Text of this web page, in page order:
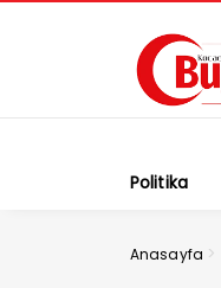
Politika
Anasayfa >